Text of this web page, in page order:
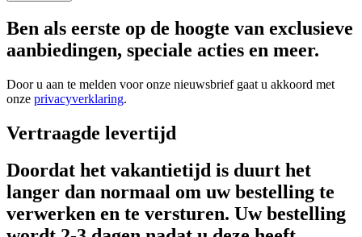
Ben als eerste op de hoogte van exclusieve
aanbiedingen, speciale acties en meer.
Door u aan te melden voor onze nieuwsbrief gaat u akkoord met
onze privacyverklaring.
Vertraagde levertijd
Doordat het vakantietijd is duurt het
langer dan normaal om uw bestelling te
verwerken en te versturen. Uw bestelling